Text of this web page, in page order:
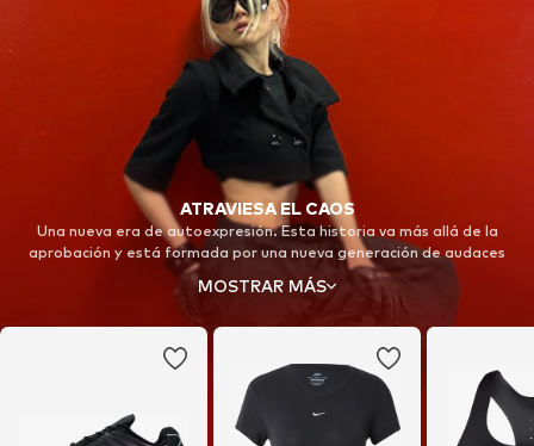
ATRAVIESA EL CAOS
Una nueva era de autoexpresión. Esta historia va más allá de la
aprobación y está formada por una nueva generación de audaces
desafiantes culturales. Construida con personas intrépidas en
espacios inesperados, representa la fuerza y la resistencia.
MOSTRAR MÁS